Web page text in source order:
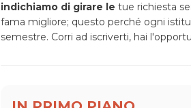
indichiamo di girare le tue richiesta
fama migliore; questo perché ogni
semestre. Corri ad iscriverti, hai